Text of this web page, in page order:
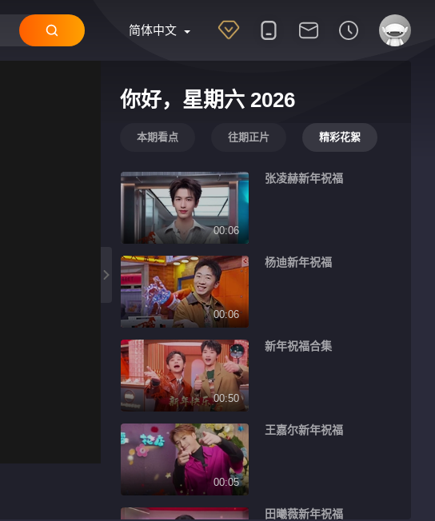
简体中文
你好，星期六 2026
本期看点 往期正片 精彩花絮
00:06
张凌赫新年祝福
00:06
杨迪新年祝福
00:50
新年祝福合集
00:05
王嘉尔新年祝福
田曦薇新年祝福